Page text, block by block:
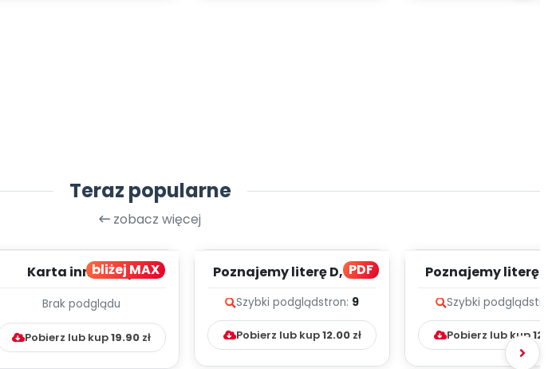
Teraz popularne
zobacz więcej
bliżej MAX
Karta innowacji
Kumpelkowo
Brak podglądu
Pobierz lub kup19.90 zł
PDF
Poznajemy literę D, cz. 1
Szybki podglądstron: 9
Pobierz lub kup12.00zł
Poznajemy literę E,
Szybki podgląd
Pobierz lub kup